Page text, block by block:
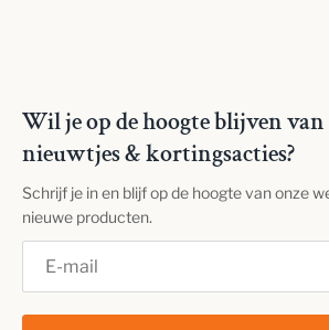
Wil je op de hoogte blijven van
nieuwtjes & kortingsacties?
Schrijf je in en blijf op de hoogte van onze
nieuwe producten.